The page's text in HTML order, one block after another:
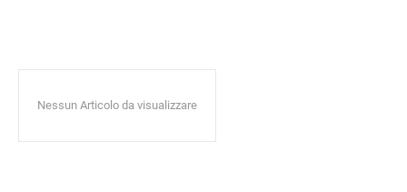
Nessun Articolo da visualizzare